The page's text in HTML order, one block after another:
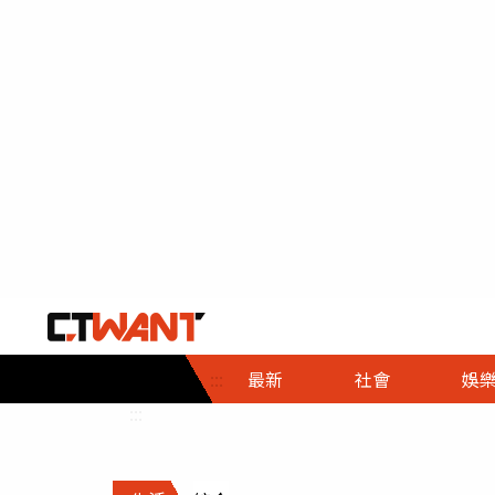
::: 最新 社會
社會首頁
時事
調查
娛樂
娛樂首頁
即時
財經首頁
熱線
政